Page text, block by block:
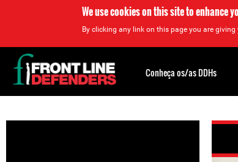
We use cookies on this site to enhance
By clicking any link on this page you are
to
Back
to
top
Conheça os/as DDHs